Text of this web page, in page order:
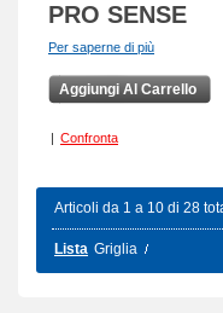
PRO SENSE
Per saperne di più
Aggiungi Al Carrello
| Confronta
Articoli da 1 a 10 di 28
Lista Griglia